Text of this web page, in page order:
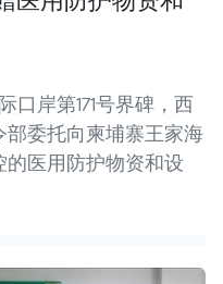
口岸第171号界碑，西
委托向柬埔寨王家海
医用防护物资和设